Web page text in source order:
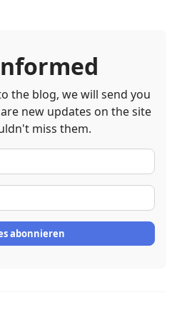
the blog, we will send you
new updates on the site
miss them.
Name
mail
Address
abonnieren